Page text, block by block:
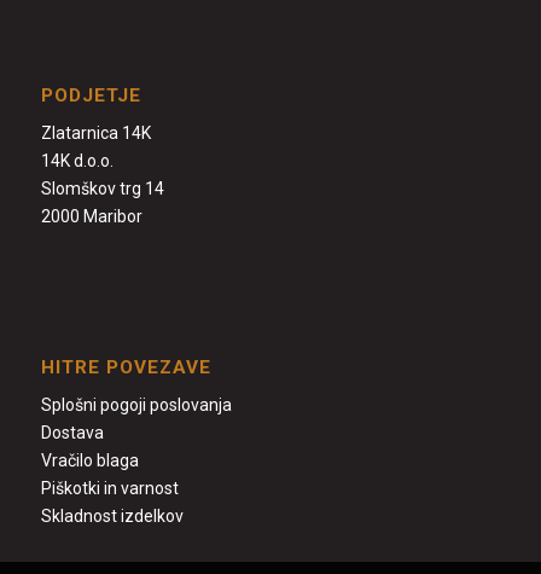
PODJETJE
Zlatarnica 14K
14K d.o.o.
Slomškov trg 14
2000 Maribor
HITRE POVEZAVE
Splošni pogoji poslovanja
Dostava
Vračilo blaga
Piškotki in varnost
Skladnost izdelkov